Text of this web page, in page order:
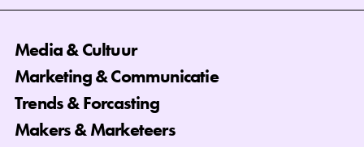
Media & Cultuur
Marketing & Communicatie
Trends & Forcasting
Makers & Marketeers